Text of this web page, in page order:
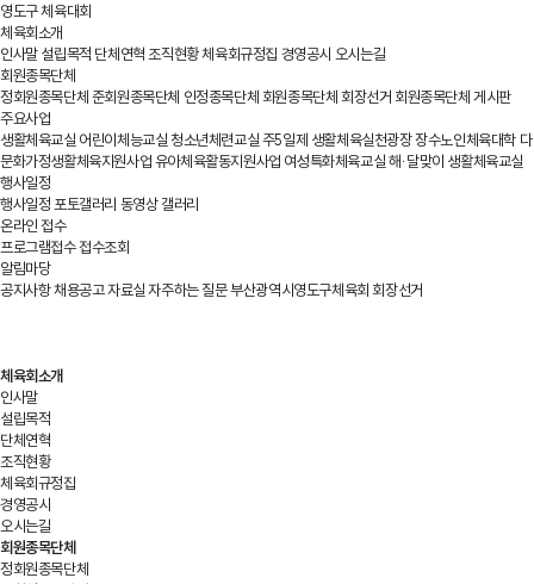
영도구 체육대회
체육회소개
인사말설립목적 단체연혁 조직현황체육회규정집 경영공시 오시는길
회원종목단체
정회원종목단체준회원종목단체 인정종목단체회원종목단체 회장선거회원종목단체 게시판
주요사업
생활체육교실 어린이체능교실 청소년체련교실주5일제 생활체육실천광장장수노인체육대학 다
문화가정생활체육지원사업유아체육활동지원사업 여성특화체육교실해·달맞이 생활체육교실
행사일정
행사일정 포토갤러리 동영상 갤러리
온라인 접수
프로그램접수접수조회
알림마당
공지사항채용공고자료실 자주하는 질문부산광역시영도구체육회 회장선거
체육회소개
인사말
설립목적
단체연혁
조직현황
체육회규정집
경영공시
오시는길
회원종목단체
정회원종목단체